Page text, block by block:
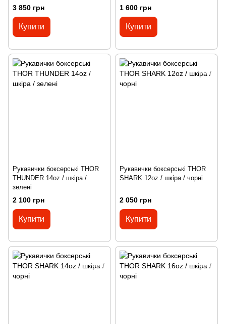
3 850 грн
Купити
1 600 грн
Купити
Рукавички боксерські THOR
THUNDER 14oz / шкіра /
зелені
2 100 грн
Купити
Рукавички боксерські THOR
SHARK 12oz / шкіра / чорні
2 050 грн
Купити